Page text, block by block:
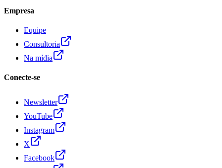
Empresa
Equipe
Consultoria
Na mídia
Conecte-se
Newsletter
YouTube
Instagram
X
Facebook